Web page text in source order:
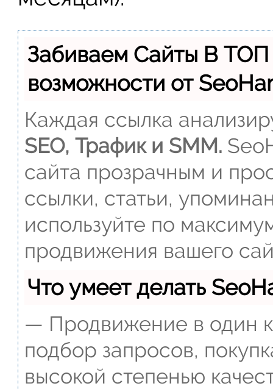
Забиваем Сайты В
возможности от
Каждая ссылка
SEO, Трафик и SMM.
сайта прозрачным и
ссылки, статьи,
используйте по
продвижения вашего
Что умеет делать
— Продвижение в один
подбор запросов,
высокой степенью